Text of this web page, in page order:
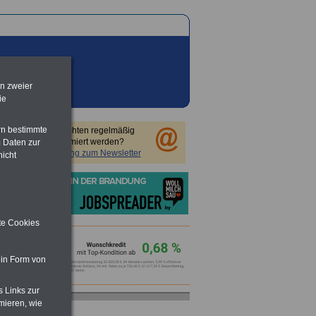
Sie möchten regelmäßig
informiert werden?
Anmeldung zum Newsletter
zweier
bestimmte
Daten zur
Cookies
Form von
Links zur
wie